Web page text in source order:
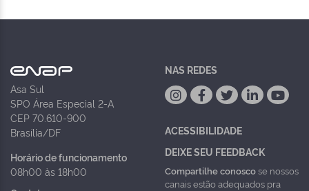
Asa Sul
SPO Área Especial 2-A
CEP 70.610-900
Brasília/DF
Horário de funcionamento
08h00 às 18h00
NAS REDES
ACESSIBILIDADE
DEIXE SEU FEEDBACK
Compartilhe conoscose nossos
canais estão adequados pra